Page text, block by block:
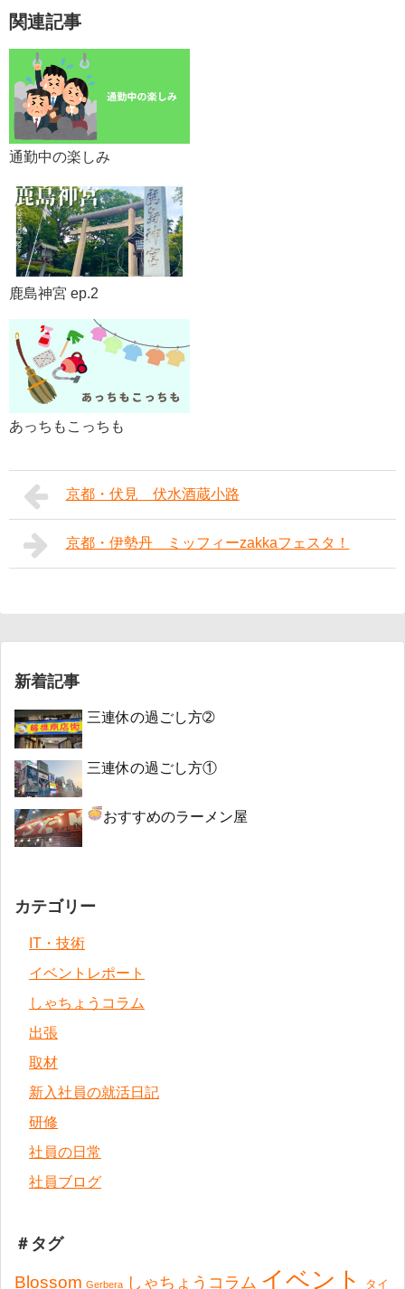
関連記事
通勤中の楽しみ
鹿島神宮 ep.2
あっちもこっちも
京都・伏見 伏水酒蔵小路
京都・伊勢丹 ミッフィーzakkaフェスタ！
新着記事
三連休の過ごし方➁
三連休の過ごし方①
おすすめのラーメン屋
カテゴリー
IT・技術
イベントレポート
しゃちょうコラム
出張
取材
新入社員の就活日記
研修
社員の日常
社員ブログ
＃タグ
Blossom Gerbera しゃちょうコラム イベント タイ